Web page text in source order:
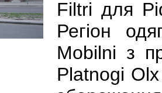
Filtri для
Регіон
Mobilni з
Platnogi